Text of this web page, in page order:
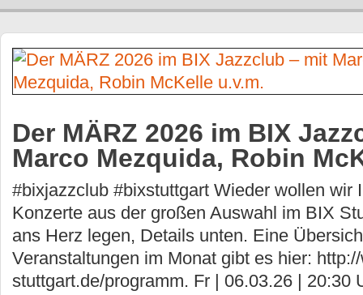
Der MÄRZ 2026 im BIX
Marco Mezquida, Robin
#bixjazzclub #bixstuttgart Wieder wollen wir
Konzerte aus der großen Auswahl im BIX
ans Herz legen, Details unten. Eine
Veranstaltungen im Monat gibt es hier:
stuttgart.de/programm. Fr | 06.03.26 | 20:30